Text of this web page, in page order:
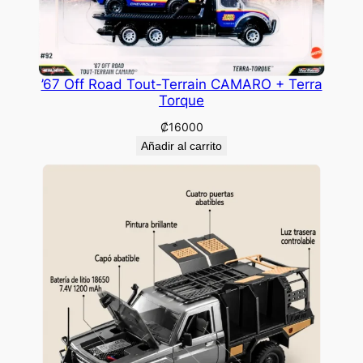
’67 Off Road Tout-Terrain CAMARO + Terra
Torque
₡16000
Añadir al carrito